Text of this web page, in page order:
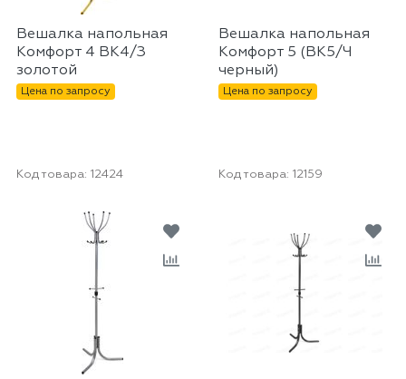
Вешалка напольная
Комфорт 4 ВК4/З
золотой
Цена по запросу
Вешалка напольная
Комфорт 5 (ВК5/Ч
черный)
Цена по запросу
Код товара: 12424 Код товара: 12159